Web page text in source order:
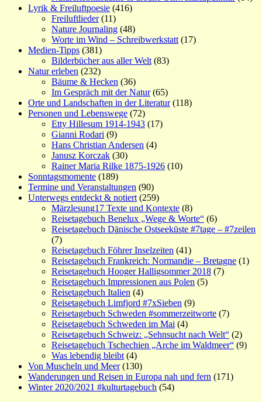
Lyrik & Freiluftpoesie (416)
Freiluftlieder(11)
Nature Journaling (48)
Worte im Wind – Schreibwerkstatt (17)
Medien-Tipps (381)
Bilderbücher aus aller Welt (83)
Natur erleben (232)
Bäume & Hecken (36)
Im Gespräch mit der Natur(65)
Orte und Landschaften in der Literatur(118)
Personen und Lebenswege (72)
Etty Hillesum 1914-1943 (17)
Gianni Rodari (9)
Hans Christian Andersen (4)
Janusz Korczak (30)
Rainer Maria Rilke 1875-1926 (10)
Sonntagsmomente (189)
Termine und Veranstaltungen (90)
Unterwegs entdeckt & notiert (259)
Märzlesung17 Texte und Kontexte (8)
Reisetagebuch Benelux „Wege & Worte“ (6)
Reisetagebuch Dänische Ostseeküste #7tage – #7zeilen
(7)
Reisetagebuch Föhrer Inselzeiten (41)
Reisetagebuch Frankreich: Normandie – Bretagne (1)
Reisetagebuch Hooger Halligsommer 2018 (7)
Reisetagebuch Impressionen aus Polen (5)
Reisetagebuch Italien (4)
Reisetagebuch Limfjord #7xSieben (9)
Reisetagebuch Schweden #sommerzeitworte (7)
Reisetagebuch Schweden im Mai (4)
Reisetagebuch Schweiz: „Sehnsucht nach Welt“ (2)
Reisetagebuch Tschechien „Arche im Waldmeer“ (9)
Was lebendig bleibt (4)
Von Muscheln und Meer(130)
Wanderungen und Reisen in Europa nah und fern (171)
Winter 2020/2021 #kulturtagebuch (54)